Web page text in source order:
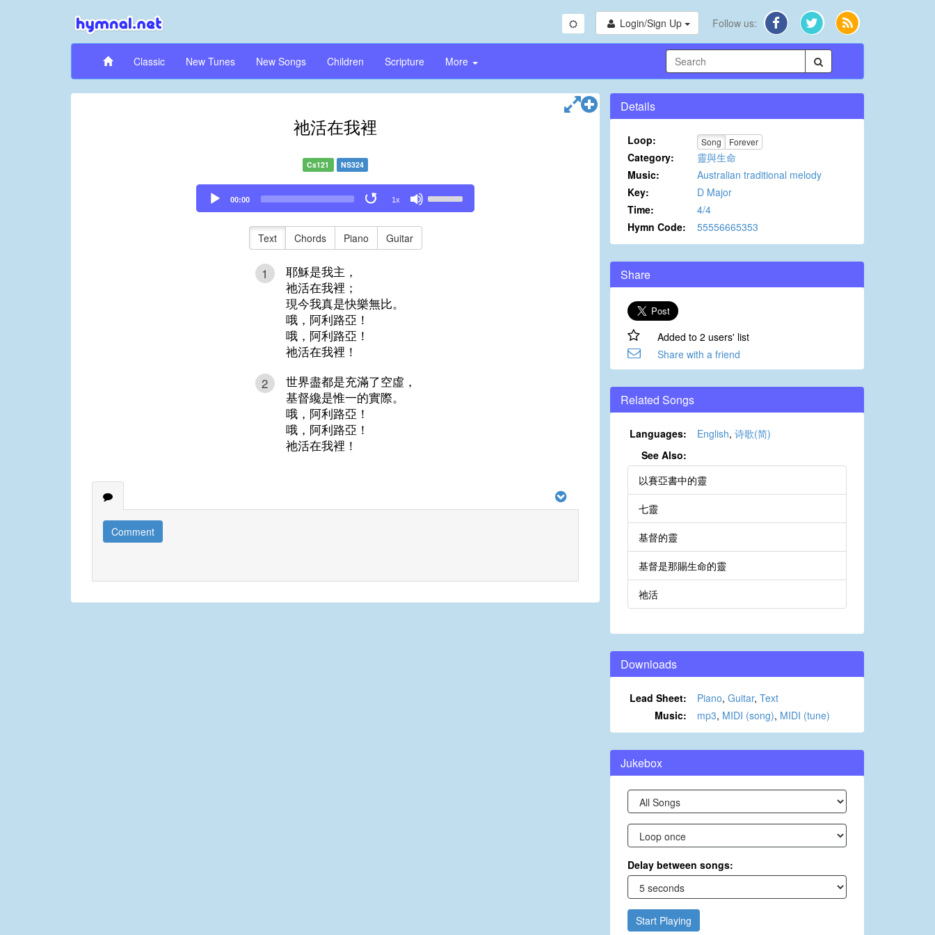
Login/Sign Up Follow us:
Classic New Tunes New Songs Children Scripture More
祂活在我裡
Cs121 NS324
Audio
Player
00:00 1x
Up/Down
Text Chords Piano Guitar
1
耶穌是我主，
祂活在我裡；
現今我真是快樂無比。
哦，阿利路亞！
哦，阿利路亞！
祂活在我裡！
2
世界盡都是充滿了空虛，
基督纔是惟一的實際。
哦，阿利路亞！
哦，阿利路亞！
祂活在我裡！
Comment
Details
Loop: Song Forever
Category:
靈與生命
Music:
Australian traditional melody
Key:
D Major
Time:
4/4
Hymn Code:
55556665353
Share
Added to 2 users' list
Share with a friend
Related Songs
Languages: English, 诗歌(简)
See Also:
以賽亞書中的靈
七靈
基督的靈
基督是那賜生命的靈
祂活
Downloads
Lead Sheet: Piano, Guitar, Text
Music:
mp3, MIDI (song), MIDI (tune)
Jukebox
Delay between songs:
Start Playing